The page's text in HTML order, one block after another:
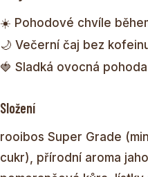
☀️ Pohodové chvíle
🌙 Večerní čaj bez
🍓 Sladká ovocná pohoda
Složení
rooibos Super Grade
cukr), přírodní aroma